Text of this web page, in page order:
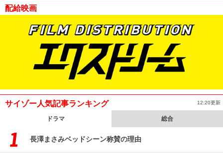
配給映画
サイゾー人気記事ランキング 12:20更新
ドラマ 総合
長澤まさみベッドシーン称賛の理由